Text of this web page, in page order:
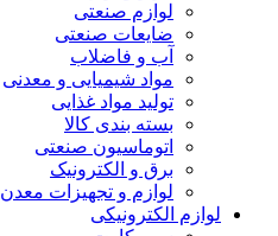
لوازم صنعتی
ضایعات صنعتی
آب و فاضلاب
مواد شیمیایی و معدنی
تولید مواد غذایی
بسته بندی کالا
اتوماسیون صنعتی
برق و الکترونیک
لوازم و تجهیزات معدن
لوازم الکترونیکی